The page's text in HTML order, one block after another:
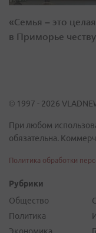
«Семья – это
в Приморье
© 1997 - 2026
При любом
обязательна.
Политика обработки
Рубрики
Общество
Политика